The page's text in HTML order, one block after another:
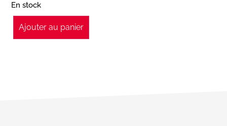
En stock
Ajouter au panier